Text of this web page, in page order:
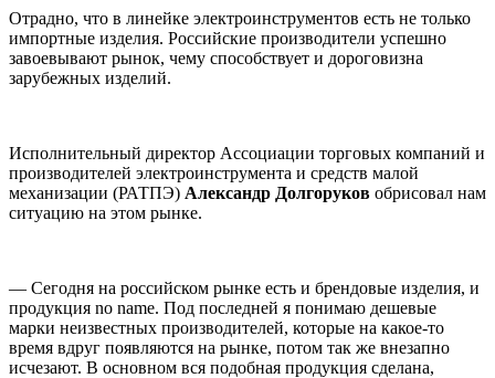
Отрадно, что в линейке электроинструментов есть не только
импортные изделия. Российские производители успешно
завоевывают рынок, чему способствует и дороговизна
зарубежных изделий.
Исполнительный директор Ассоциации торговых компаний и
производителей электроинструмента и средств малой
механизации (РАТПЭ) Александр Долгоруков обрисовал нам
ситуацию на этом рынке.
— Сегодня на российском рынке есть и брендовые изделия, и
продукция no name. Под последней я понимаю дешевые
марки неизвестных производителей, которые на какое-то
время вдруг появляются на рынке, потом так же внезапно
исчезают. В основном вся подобная продукция сделана,